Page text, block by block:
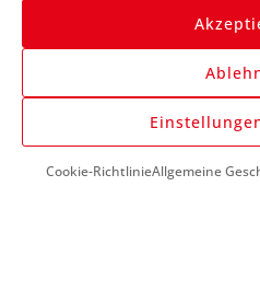
Cookie-RichtlinieAllgemeine